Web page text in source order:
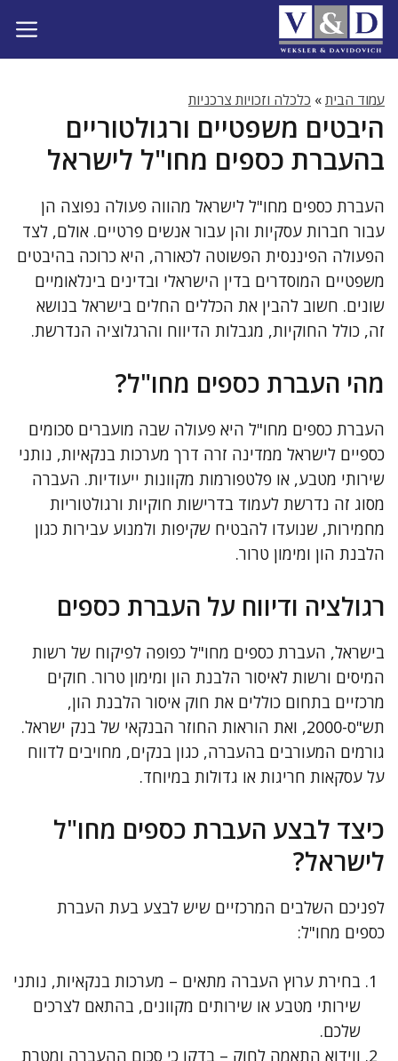
לדלג
לתוכן
עמוד הבית» כלכלה וזכויות צרכניות
היבטים משפטיים ורגולטוריים
בהעברת כספים מחו"ל לישראל
העברת כספים מחו"ל לישראל מהווה פעולה נפוצה הן
עבור חברות עסקיות והן עבור אנשים פרטיים. אולם, לצד
הפעולה הפיננסית הפשוטה לכאורה, היא כרוכה בהיבטים
משפטיים המוסדרים בדין הישראלי ובדינים בינלאומיים
שונים. חשוב להבין את הכללים החלים בישראל בנושא
זה, כולל החוקיות, מגבלות הדיווח והרגלוציה הנדרשת.
מהי העברת כספים מחו"ל?
העברת כספים מחו"ל היא פעולה שבה מועברים סכומים
כספיים לישראל ממדינה זרה דרך מערכות בנקאיות, נותני
שירותי מטבע, או פלטפורמות מקוונות ייעודיות. העברה
מסוג זה נדרשת לעמוד בדרישות חוקיות ורגולטוריות
מחמירות, שנועדו להבטיח שקיפות ולמנוע עבירות כגון
הלבנת הון ומימון טרור.
רגולציה ודיווח על העברת כספים
בישראל, העברת כספים מחו"ל כפופה לפיקוח של רשות
המיסים ורשות לאיסור הלבנת הון ומימון טרור. חוקים
מרכזיים בתחום כוללים את חוק איסור הלבנת הון,
תש"ס-2000, ואת הוראות החוזר הבנקאי של בנק ישראל.
גורמים המעורבים בהעברה, כגון בנקים, מחויבים לדווח
על עסקאות חריגות או גדולות במיוחד.
כיצד לבצע העברת כספים מחו"ל
לישראל?
לפניכם השלבים המרכזיים שיש לבצע בעת העברת
כספים מחו"ל:
בחירת ערוץ העברה מתאים – מערכות בנקאיות, נותני
שירותי מטבע או שירותים מקוונים, בהתאם לצרכים
שלכם.
ווידוא התאמה לחוק – בדקו כי סכום ההעברה ומטרת